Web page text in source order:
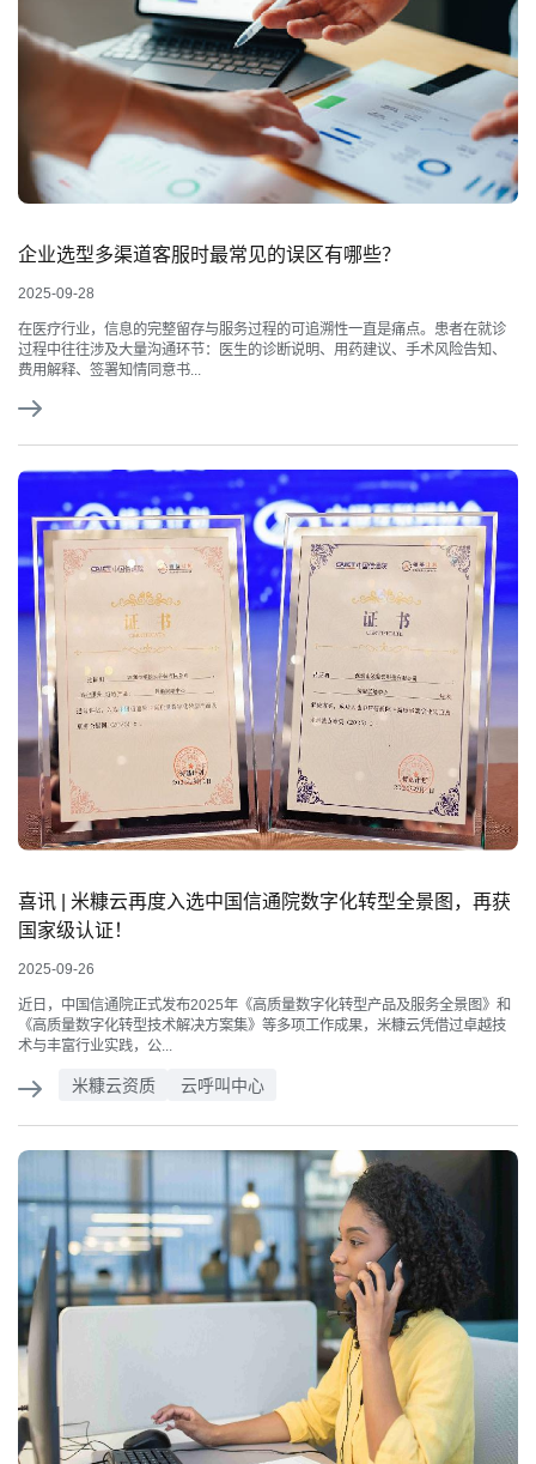
企业选型多渠道客服时最常见的误区有哪些？
2025-09-28
在医疗行业，信息的完整留存与服务过程的可追溯性一直是痛点。患者在就诊
过程中往往涉及大量沟通环节：医生的诊断说明、用药建议、手术风险告知、
费用解释、签署知情同意书...
喜讯 | 米糠云再度入选中国信通院数字化转型全景图，再获
国家级认证！
2025-09-26
近日，中国信通院正式发布2025年《高质量数字化转型产品及服务全景图》和
《高质量数字化转型技术解决方案集》等多项工作成果，米糠云凭借过卓越技
术与丰富行业实践，公...
米糠云资质 云呼叫中心